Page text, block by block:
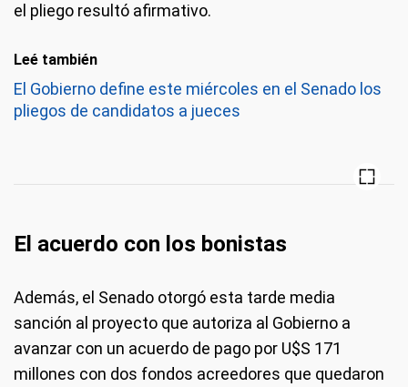
el pliego resultó afirmativo.
Leé también
El Gobierno define este miércoles en el Senado los
pliegos de candidatos a jueces
El acuerdo con los bonistas
Además, el Senado otorgó esta tarde media
sanción al proyecto que autoriza al Gobierno a
avanzar con un acuerdo de pago por U$S 171
millones con dos fondos acreedores que quedaron